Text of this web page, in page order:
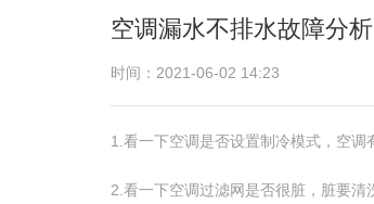
空调漏水不排水故障分析
时间：2021-06-02 14:23
1.看一下空调是否设置制冷模式，空调
2.看一下空调过滤网是否很脏，脏要清